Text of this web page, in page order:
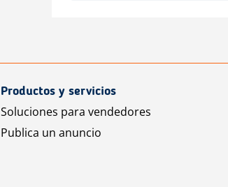
Productos y servicios
Soluciones para vendedores
Publica un anuncio